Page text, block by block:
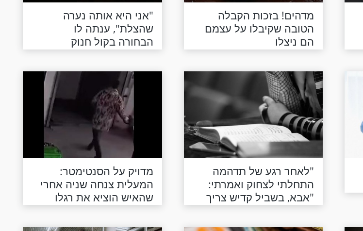
מדהים! בזכות הקבלה
הטובה שקיבלו על עצמם
הם ניצלו
"אני היא אותה נערה
שהצלת", ענתה לו
הבחורה בקול חנוק
מדמעות
"לאחר רגע של תדהמה
התחלתי לצחוק ואמרתי:
"אבא, בשביל קדיש צריך
מניין ואני היהודי היחיד
בעיירה""
מדויק על הסנטימטר:
המעלית צנחה שניה אחרי
שהאיש הוציא את רגלו